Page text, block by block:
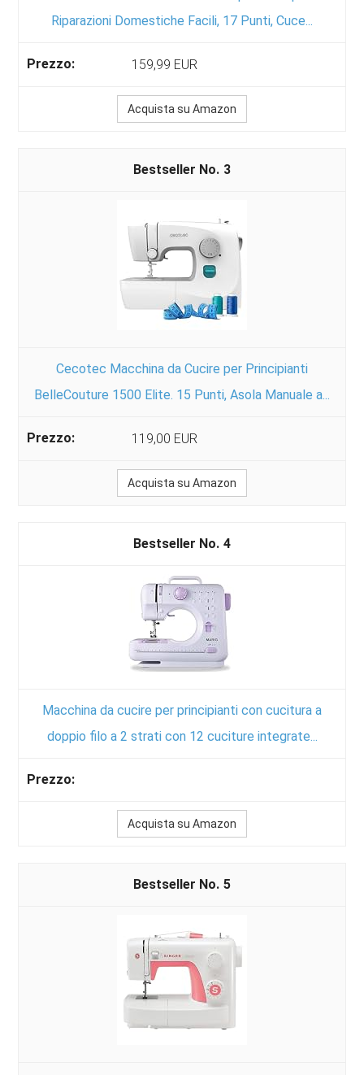
Riparazioni Domestiche Facili, 17 Punti, Cuce...
159,99 EUR
Acquista su Amazon
3
Cecotec Macchina da Cucire per Principianti
BelleCouture 1500 Elite. 15 Punti, Asola Manuale a...
119,00 EUR
Acquista su Amazon
4
Macchina da cucire per principianti con cucitura a
doppio filo a 2 strati con 12 cuciture integrate...
Acquista su Amazon
5